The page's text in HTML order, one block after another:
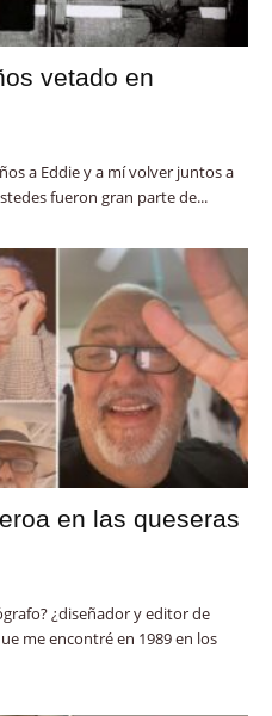
vetado en
a Eddie y a mí volver juntos a
fueron gran parte de...
en las queseras
¿diseñador y editor de
me encontré en 1989 en los